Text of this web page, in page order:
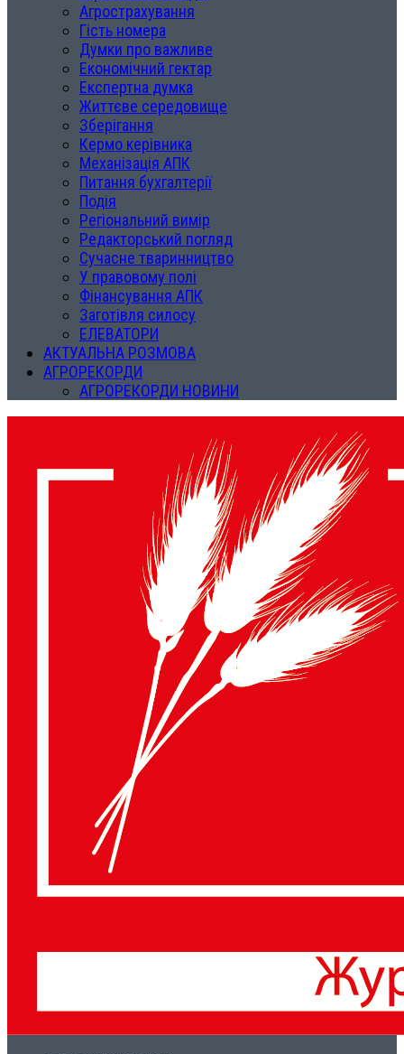
Агрострахування
Гість номера
Думки про важливе
Економічний гектар
Експертна думка
Життєве середовище
Зберігання
Кермо керівника
Механізація АПК
Питання бухгалтерії
Подія
Регіональний вимір
Редакторський погляд
Сучасне тваринництво
У правовому полі
Фінансування АПК
Заготівля силосу
ЕЛЕВАТОРИ
АКТУАЛЬНА РОЗМОВА
АГРОРЕКОРДИ
АГРОРЕКОРДИ НОВИНИ